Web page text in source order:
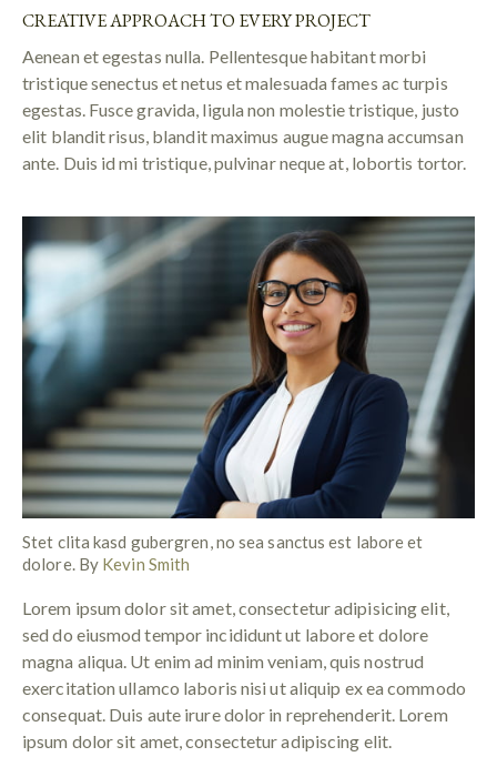
CREATIVE APPROACH TO EVERY PROJECT
Aenean et egestas nulla. Pellentesque habitant morbi
tristique senectus et netus et malesuada fames ac turpis
egestas. Fusce gravida, ligula non molestie tristique, justo
elit blandit risus, blandit maximus augue magna accumsan
ante. Duis id mi tristique, pulvinar neque at, lobortis tortor.
Stet clita kasd gubergren, no sea sanctus est labore et
dolore. By Kevin Smith
Lorem ipsum dolor sit amet, consectetur adipisicing elit,
sed do eiusmod tempor incididunt ut labore et dolore
magna aliqua. Ut enim ad minim veniam, quis nostrud
exercitation ullamco laboris nisi ut aliquip ex ea commodo
consequat. Duis aute irure dolor in reprehenderit. Lorem
ipsum dolor sit amet, consectetur adipiscing elit.